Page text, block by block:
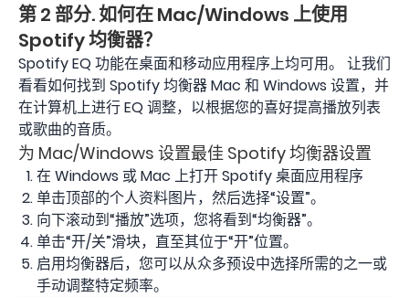
第 2 部分. 如何在 Mac/Windows 上使用
Spotify 均衡器？
Spotify EQ 功能在桌面和移动应用程序上均可用。 让我们
看看如何找到 Spotify 均衡器 Mac 和 Windows 设置，并
在计算机上进行 EQ 调整，以根据您的喜好提高播放列表
或歌曲的音质。
为 Mac/Windows 设置最佳 Spotify 均衡器设置
在 Windows 或 Mac 上打开 Spotify 桌面应用程序
单击顶部的个人资料图片，然后选择“设置”。
向下滚动到“播放”选项，您将看到“均衡器”。
单击“开/关”滑块，直至其位于“开”位置。
启用均衡器后，您可以从众多预设中选择所需的之一或
手动调整特定频率。